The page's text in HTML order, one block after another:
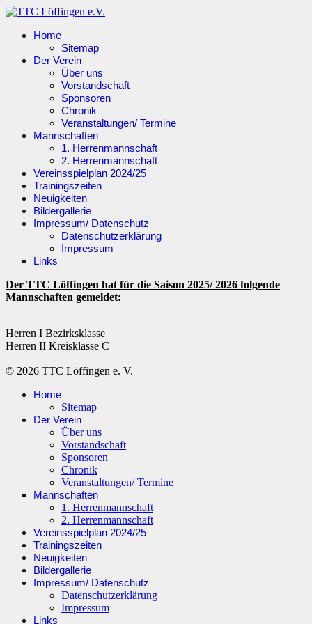
Home
Sitemap
Der Verein
Über uns
Vorstandschaft
Sponsoren
Chronik
Veranstaltungen/ Termine
Mannschaften
1. Herrenmannschaft
2. Herrenmannschaft
Vereinsspielplan 2024/25
Trainingszeiten
Neuigkeiten
Bildergallerie
Impressum/ Datenschutz
Datenschutzerklärung
Impressum
Links
Der TTC Löffingen hat für die Saison 2025/ 2026 folgende
Mannschaften gemeldet:
Herren I Bezirksklasse
Herren II Kreisklasse C
© 2026 TTC Löffingen e. V.
Home
Sitemap
Der Verein
Über uns
Vorstandschaft
Sponsoren
Chronik
Veranstaltungen/ Termine
Mannschaften
1. Herrenmannschaft
2. Herrenmannschaft
Vereinsspielplan 2024/25
Trainingszeiten
Neuigkeiten
Bildergallerie
Impressum/ Datenschutz
Datenschutzerklärung
Impressum
Links